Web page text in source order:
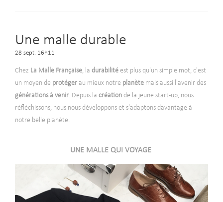
Une malle durable
28 sept. 16h11
Chez La Malle Française, la durabilité est plus qu'un simple mot, c'est
un moyen de protéger au mieux notre planète mais aussi l'avenir des
générations à venir. Depuis la création de la jeune start-up, nous
réfléchissons, nous nous développons et s'adaptons davantage à
notre belle planète.
UNE MALLE QUI VOYAGE